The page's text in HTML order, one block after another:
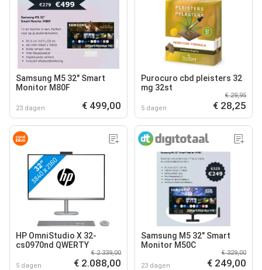
Samsung M5 32" Smart
Monitor M80F
23 dagen € 499,00
Purocuro cbd pleisters 32
mg 32st
5 dagen
€ 29,95
€ 28,25
HP OmniStudio X 32-
cs0970nd QWERTY
5 dagen
€ 2.339,00
€ 2.088,00
Samsung M5 32" Smart
Monitor M50C
23 dagen
€ 329,00
€ 249,00